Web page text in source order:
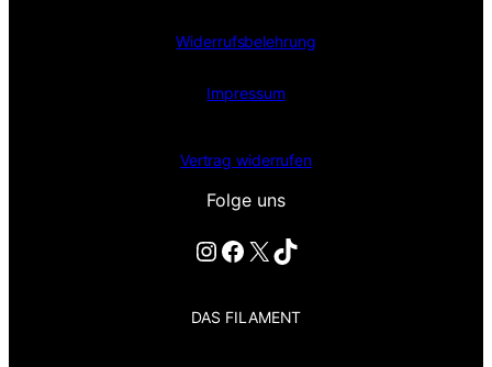
Widerrufsbelehrung
Impressum
Vertrag widerrufen
Folge uns
Instagram Facebook X TikTok
DAS FILAMENT